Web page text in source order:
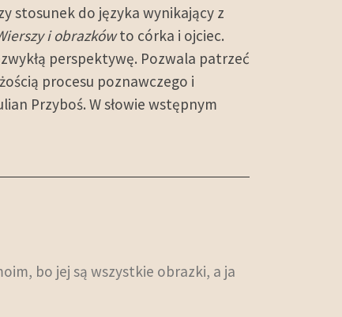
stosunek do języka wynikający z
i obrazkówto córka i ojciec.
perspektywę. Pozwala patrzeć
procesu poznawczego i
Przyboś. W słowie wstępnym
bo jej są wszystkie obrazki, a ja